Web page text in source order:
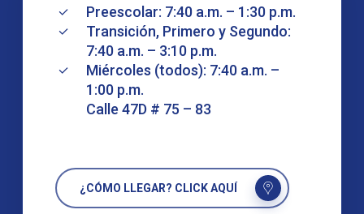
Preescolar: 7:40 a.m. – 1:30 p.m.
Transición, Primero y Segundo:
7:40 a.m. – 3:10 p.m.
Miércoles (todos): 7:40 a.m. –
1:00 p.m.
Calle 47D # 75 – 83
¿CÓMO LLEGAR? CLICK AQUÍ